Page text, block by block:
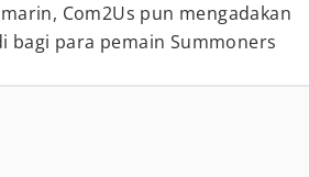
Com2Us pun mengadakan
bagi para pemain Summoners